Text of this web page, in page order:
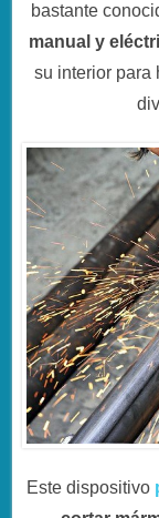
bastante
manual y
su interior para
Este dispositivo